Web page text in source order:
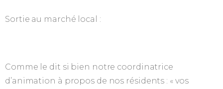
Sortie au marché local :
Comme le dit si bien notre coordinatrice
d’animation à propos de nos résidents : « vos